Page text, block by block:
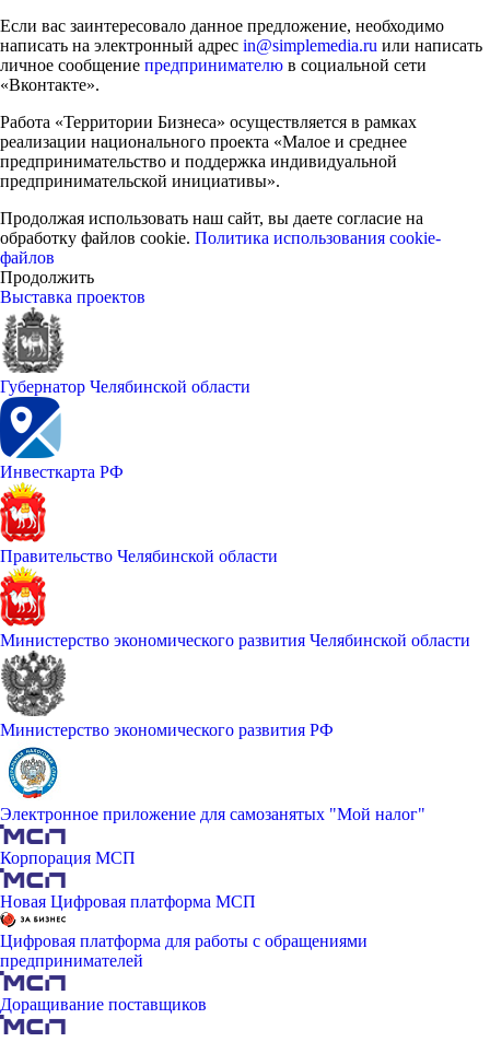
Если вас заинтересовало данное предложение, необходимо
написать на электронный адрес in@simplemedia.ru или написать
личное сообщение предпринимателю в социальной сети
«Вконтакте».
Работа «Территории Бизнеса» осуществляется в рамках
реализации национального проекта «Малое и среднее
предпринимательство и поддержка индивидуальной
предпринимательской инициативы».
Продолжая использовать наш сайт, вы даете согласие на
обработку файлов cookie. Политика использования cookie-
файлов
Продолжить
Выставка проектов
Губернатор Челябинской области
Инвесткарта РФ
Правительство Челябинской области
Министерство экономического развития Челябинской области
Министерство экономического развития РФ
Электронное приложение для самозанятых "Мой налог"
Корпорация МСП
Новая Цифровая платформа МСП
Цифровая платформа для работы с обращениями
предпринимателей
Доращивание поставщиков